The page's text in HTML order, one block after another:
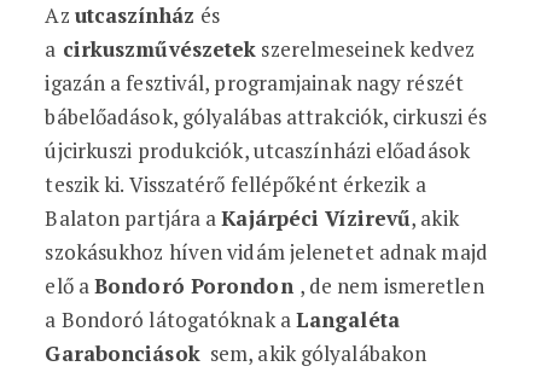
Az utcaszínház és
a cirkuszművészetek szerelmeseinek kedvez
igazán a fesztivál, programjainak nagy részét
bábelőadások, gólyalábas attrakciók, cirkuszi és
újcirkuszi produkciók, utcaszínházi előadások
teszik ki. Visszatérő fellépőként érkezik a
Balaton partjára aKajárpéci Vízirevű, akik
szokásukhoz híven vidám jelenetet adnak majd
elő aBondoró Porondon , de nem ismeretlen
a Bondoró látogatóknak aLangaléta
Garabonciásoksem, akik gólyalábakon